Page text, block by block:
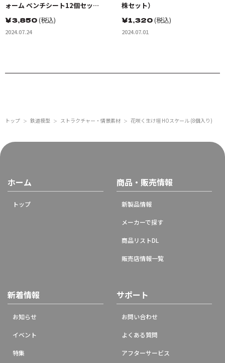
ォーム ベンチシート12個セット
未塗装キット
￥3,850(税込)
2024.07.24
株セット）
￥1,320(税込)
2024.07.01
トップ ＞ 鉄道模型 ＞ ストラクチャー・情景素材 ＞ 花咲く生け垣 HOスケール (8個入り)
ホーム
トップ
商品・販売情報
新製品情報
メーカーで探す
商品リストDL
販売店情報一覧
新着情報
お知らせ
イベント
特集
サポート
お問い合わせ
よくある質問
アフターサービス